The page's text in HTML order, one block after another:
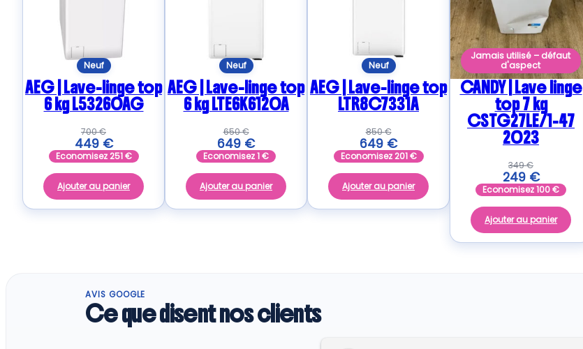
Neuf
AEG | Lave-linge top
6 kg L53260AG
700€
449 €
Economisez251€
Ajouter au panier
Neuf
AEG | Lave-linge top
6 kg LTE6K6120A
650€
649 €
Economisez1€
Ajouter au panier
Neuf
AEG | Lave-linge top
LTR8C7331A
850€
649 €
Economisez201€
Ajouter au panier
Jamais utilisé – défaut
d'aspect
CANDY | Lave linge
top 7 kg
CSTG27LE/1-47
2023
349€
249 €
Economisez100€
Ajouter au panier
AVIS GOOGLE
Ce que disent nos clients